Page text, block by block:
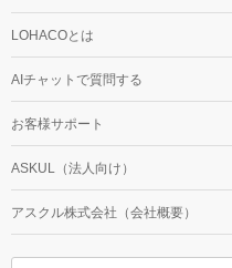
LOHACOとは
AIチャットで質問する
お客様サポート
ASKUL（法人向け）
アスクル株式会社（会社概要）